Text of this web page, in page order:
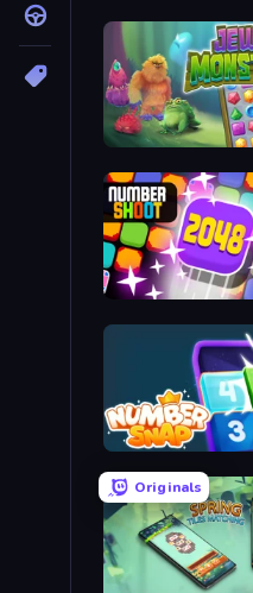
Jewel Monsters
Number Shoot
Number Snap
Originals